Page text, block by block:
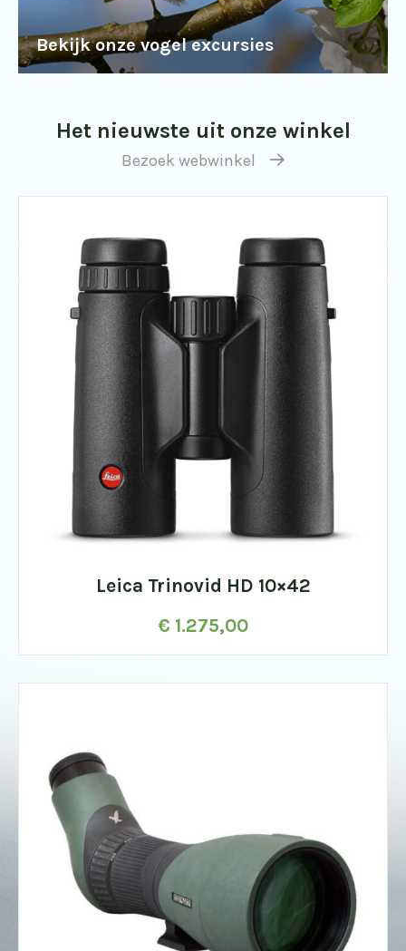
Bekijk onze vogel excursies
Het nieuwste uit onze winkel
Bezoek webwinkel
Leica Trinovid HD 10×42
€ 1.275,00